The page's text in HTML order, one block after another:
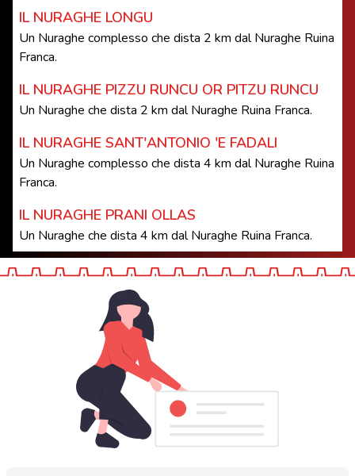
IL NURAGHE LONGU
Un Nuraghe complesso che dista 2 km dal Nuraghe Ruina
Franca.
IL NURAGHE PIZZU RUNCU OR PITZU RUNCU
Un Nuraghe che dista 2 km dal Nuraghe Ruina Franca.
IL NURAGHE SANT'ANTONIO 'E FADALI
Un Nuraghe complesso che dista 4 km dal Nuraghe Ruina
Franca.
IL NURAGHE PRANI OLLAS
Un Nuraghe che dista 4 km dal Nuraghe Ruina Franca.